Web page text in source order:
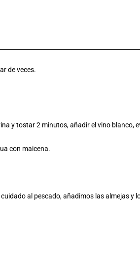
de veces.
y tostar 2 minutos, añadir el vino blanco,
con maicena.
al pescado, añadimos las almejas y